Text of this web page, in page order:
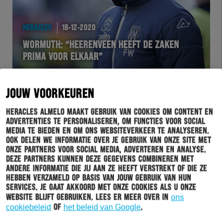
JOUW VOORKEUREN
Heracles Almelo maakt gebruik van cookies om content en
advertenties te personaliseren, om functies voor social
media te bieden en om ons websiteverkeer te analyseren.
Ook delen we informatie over je gebruik van onze site met
onze partners voor social media, adverteren en analyse.
Deze partners kunnen deze gegevens combineren met
andere informatie die jij aan ze heeft verstrekt of die ze
hebben verzameld op basis van jouw gebruik van hun
services. Je gaat akkoord met onze cookies als u onze
website blijft gebruiken. Lees er meer over in ons
cookiebeleid of het beleid van Google.
HERACLES 18-12-2020
WORMUTH: “HEERENVEEN HEEFT DE ZAKEN
PRIMA VOOR ELKAAR”
HERACLES 18-12-2020
BLACK & WHITE WEEKS: ASITO’S
HORECAVOUCHER IN JOUW HERACLES